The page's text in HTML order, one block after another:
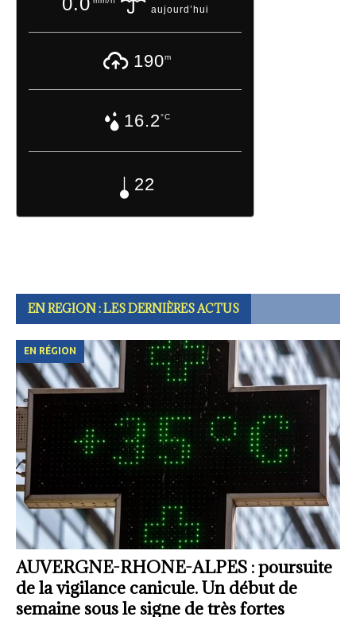
aujourd’hui
190m
16.2°C
22
EN REGION : LES DERNIÈRES ACTUS
AUVERGNE-RHONE-ALPES : poursuite
de la vigilance canicule. Un début de
semaine sous le signe de très fortes
EN RÉGION